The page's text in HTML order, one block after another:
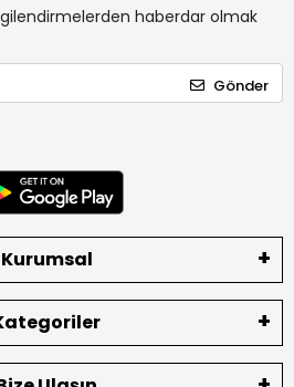
haberdar olmak
Gönder
Kurumsal